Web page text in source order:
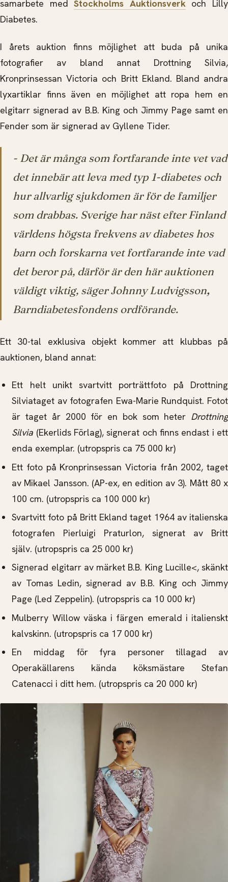
samarbete medStockholms Auktionsverkoch Lilly
Diabetes.
I årets auktion finns möjlighet att buda på unika
fotografier av bland annat Drottning Silvia,
Kronprinsessan Victoria och Britt Ekland. Bland andra
lyxartiklar finns även en möjlighet att ropa hem en
elgitarr signerad av B.B. King och Jimmy Page samt en
Fender som är signerad av Gyllene Tider.
- Det är många som fortfarande inte vet vad
det innebär att leva med typ 1-diabetes och
hur allvarlig sjukdomen är för de familjer
som drabbas. Sverige har näst efter Finland
världens högsta frekvens av diabetes hos
barn och forskarna vet fortfarande inte vad
det beror på, därför är den här auktionen
väldigt viktig, säger Johnny Ludvigsson,
Barndiabetesfondens ordförande.
Ett 30-tal exklusiva objekt kommer att klubbas på
auktionen, bland annat:
Ett helt unikt svartvitt porträttfoto på Drottning
Silviataget av fotografen Ewa-Marie Rundquist. Fotot
är taget år 2000 för en bok som heter Drottning
Silvia (Ekerlids Förlag), signerat och finns endast i ett
enda exemplar. (utropspris ca 75 000 kr)
Ett foto på Kronprinsessan Victoria från 2002, taget
av Mikael Jansson. (AP-ex, en edition av 3). Mått 80 x
100 cm. (utropspris ca 100 000 kr)
Svartvitt foto på Britt Ekland taget 1964 av italienska
fotografen Pierluigi Praturlon, signerat av Britt
själv. (utropspris ca 25 000 kr)
Signerad elgitarr av märket B.B. King Lucille<, skänkt
av Tomas Ledin, signerad av B.B. King och Jimmy
Page (Led Zeppelin). (utropspris ca 10 000 kr)
Mulberry Willow väska i färgen emerald i italienskt
kalvskinn. (utropspris ca 17 000 kr)
En middag för fyra personer tillagad av
Operakällarens kända köksmästare Stefan
Catenacci i ditt hem. (utropspris ca 20 000 kr)